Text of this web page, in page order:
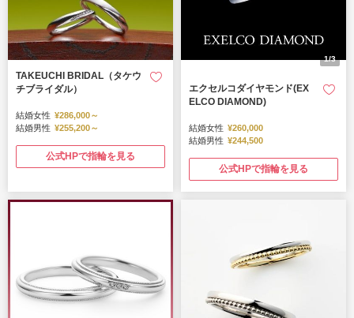
TAKEUCHI BRIDAL（タケウ
チブライダル）
結婚女性 ¥286,000～
結婚男性 ¥255,200～
公式HPで指輪を見る
1/3
エクセルコダイヤモンド(EX
ELCO DIAMOND)
結婚女性 ¥260,000
結婚男性 ¥244,500
公式HPで指輪を見る